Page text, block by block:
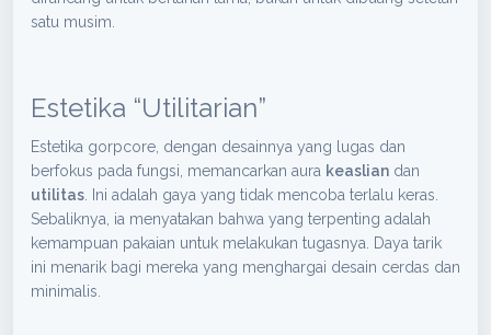
satu musim.
Estetika “Utilitarian”
Estetika gorpcore, dengan desainnya yang lugas dan
berfokus pada fungsi, memancarkan aura keaslian dan
utilitas . Ini adalah gaya yang tidak mencoba terlalu keras.
Sebaliknya, ia menyatakan bahwa yang terpenting adalah
kemampuan pakaian untuk melakukan tugasnya. Daya tarik
ini menarik bagi mereka yang menghargai desain cerdas dan
minimalis.